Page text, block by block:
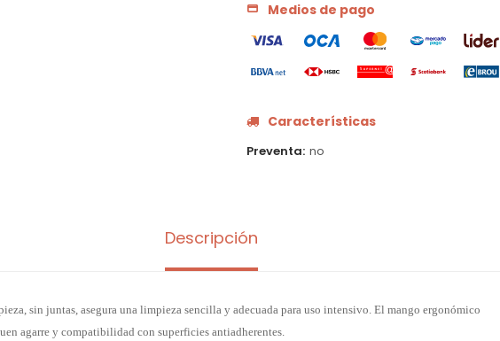
Medios de pago
Características
Preventa no
Descripción
sin juntas, asegura una limpieza sencilla y adecuada para uso intensivo. El mango ergonómico
agarre y compatibilidad con superficies antiadherentes.